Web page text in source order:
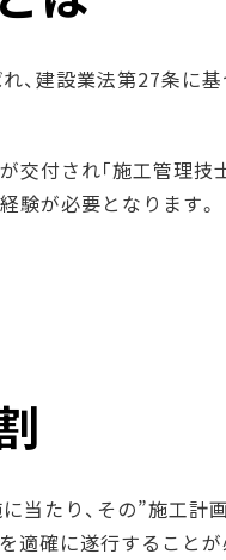
、建設業法第27条に
交付され｢施工管理技
験が必要となります。
当たり、その”施工
適確に遂行すること